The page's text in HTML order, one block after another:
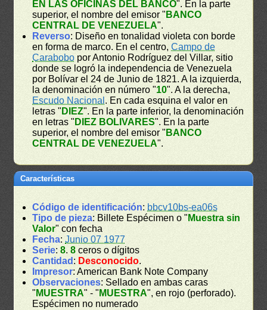
EN LAS OFICINAS DEL BANCO". En la parte
superior, el nombre del emisor " BANCO
CENTRAL DE VENEZUELA".
Reverso: Diseño en tonalidad violeta con borde
en forma de marco. En el centro,Campo de
Carabobo por Antonio Rodríguez del Villar, sitio
donde se logró la independencia de Venezuela
por Bolívar el 24 de Junio de 1821. A la izquierda,
la denominación en número "10". A la derecha,
Escudo Nacional . En cada esquina el valor en
letras " DIEZ". En la parte inferior, la denominación
en letras " DIEZ BOLIVARES". En la parte
superior, el nombre del emisor " BANCO
CENTRAL DE VENEZUELA".
Características
Código de identificación: bbcv10bs-ea06s
Tipo de pieza: Billete Espécimen o " Muestra sin
Valor" con fecha
Fecha:Junio 07 1977
Serie:8.8 ceros o dígitos
Cantidad : Desconocido.
Impresor: American Bank Note Company
Observaciones: Sellado en ambas caras
" MUESTRA" - " MUESTRA", en rojo (perforado).
Espécimen no numerado